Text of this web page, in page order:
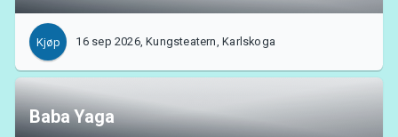
Kjøp 16 sep 2026, Kungsteatern, Karlskoga
Baba Yaga